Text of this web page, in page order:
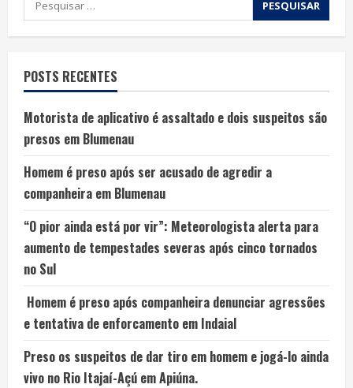
POSTS RECENTES
Motorista de aplicativo é assaltado e dois suspeitos são
presos em Blumenau
Homem é preso após ser acusado de agredir a
companheira em Blumenau
“O pior ainda está por vir”: Meteorologista alerta para
aumento de tempestades severas após cinco tornados
no Sul
Homem é preso após companheira denunciar agressões
e tentativa de enforcamento em Indaial
Preso os suspeitos de dar tiro em homem e jogá-lo ainda
vivo no Rio Itajaí-Açú em Apiúna.